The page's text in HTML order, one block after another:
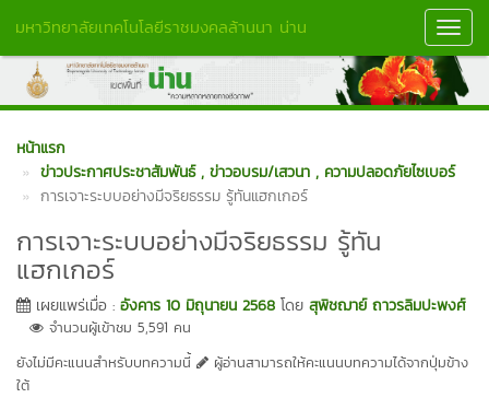
มหาวิทยาลัยเทคโนโลยีราชมงคลล้านนา น่าน
หน้าแรก
ข่าวประกาศประชาสัมพันธ์ , ข่าวอบรม/เสวนา , ความปลอดภัยไซเบอร์
การเจาะระบบอย่างมีจริยธรรม รู้ทันแฮกเกอร์
การเจาะระบบอย่างมีจริยธรรม รู้ทัน
แฮกเกอร์
เผยแพร่เมื่อ : อังคาร 10 มิถุนายน 2568 โดย สุพิชฌาย์ ถาวรลิมปะพงศ์
จำนวนผู้เข้าชม 5,591 คน
ยังไม่มีคะแนนสำหรับบทความนี้
ผู้อ่านสามารถให้คะแนนบทความได้จากปุ่มข้าง
ใต้